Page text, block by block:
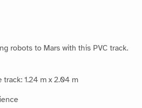
robots to Mars with this PVC track.
1.24 m x 2.04 m